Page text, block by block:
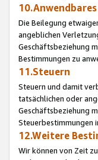
Die Beilegung
angeblichen
Geschäftsbeziehung
Bestimmungen zu
11.Steuern
Steuern und damit
tatsächlichen oder
Geschäftsbeziehung
Steuerbestimmungen
12.Weitere
Wir können von Zeit